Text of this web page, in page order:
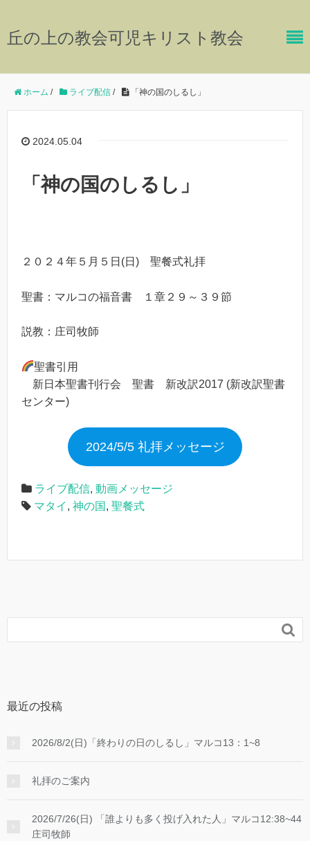
丘の上の教会可児キリスト教会
ホーム / ライブ配信 / 「神の国のしるし」
2024.05.04
「神の国のしるし」
２０２４年５月５日(日) 聖餐式礼拝
聖書：マルコの福音書 １章２９～３９節
説教：庄司牧師
聖書引用
新日本聖書刊行会 聖書 新改訳2017 (新改訳聖書
センター)
2024/5/5 礼拝メッセージ
ライブ配信, 動画メッセージ
マタイ , 神の国 , 聖餐式

最近の投稿
2026/8/2(日)「終わりの日のしるし」マルコ13：1~8
礼拝のご案内
2026/7/26(日) 「誰よりも多く投げ入れた人」マルコ12:38~44
庄司牧師